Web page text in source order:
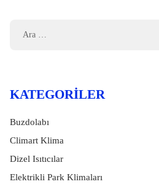
KATEGORILER
Buzdolabı
Climart Klima
Dizel Isıtıcılar
Elektrikli Park Klimaları